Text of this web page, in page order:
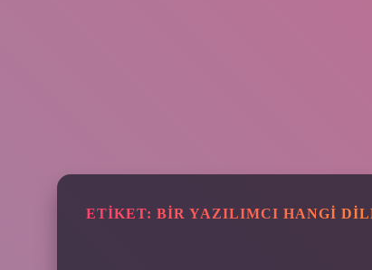
ETIKET: BIR YAZILIMCI HANGI